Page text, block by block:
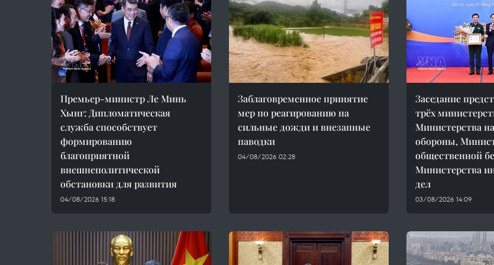
Премьер-министр Ле Минь
Хынг: Дипломатическая
служба способствует
формированию
благоприятной
внешнеполитической
обстановки для развития
04/08/2026 15:18
Заблаговременное принятие
мер по реагированию на
сильные дожди и внезапные
паводки
04/08/2026 02:28
Заседание
трёх
Министерства
обороны,
общественной
Министерства
дел
03/08/2026 14:09